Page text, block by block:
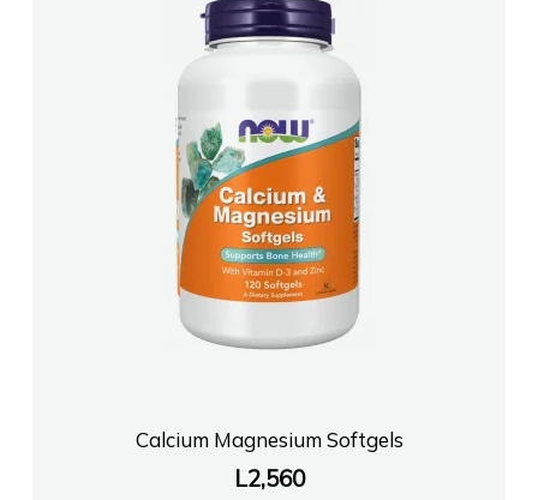
Calcium Magnesium Softgels
L2,560